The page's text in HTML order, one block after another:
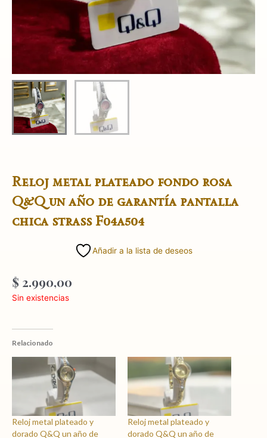
Reloj metal plateado fondo rosa
Q&Q un año de garantía pantalla
chica strass F04a504
Añadir a la lista de deseos
$ 2.990,00
Sin existencias
Relacionado
Reloj metal plateado y
dorado Q&Q un año de
Reloj metal plateado y
dorado Q&Q un año de